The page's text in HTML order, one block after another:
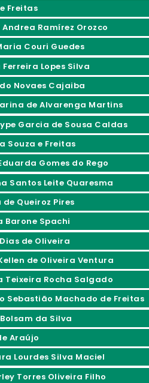
Freitas
Ramírez Orozco
Couri Guedes
Ferreira Lopes Silva
Novaes Cajaiba
de Alvarenga Martins
Garcia de Sousa Caldas
Souza e Freitas
Gomes do Rego
Santos Leite Quaresma
Queiroz Pires
Barone Spachi
de Oliveira
de Oliveira Ventura
Teixeira Rocha Salgado
Sebastião Machado de Freitas
da Silva
Araújo
Lourdes Silva Maciel
Torres Oliveira Filho